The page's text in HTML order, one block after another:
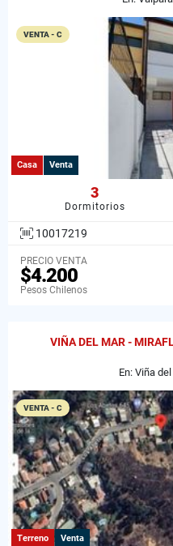
VENTA - C
Casa Venta
3
Dormitorios
10017219
PRECIO VENTA
$4.200
Pesos Chilenos
VIÑA DEL MAR -
En: Viña
VENTA - C
Terreno Venta